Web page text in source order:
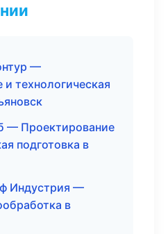
—
технологическая
— Проектирование
подготовка в
Индустрия —
в